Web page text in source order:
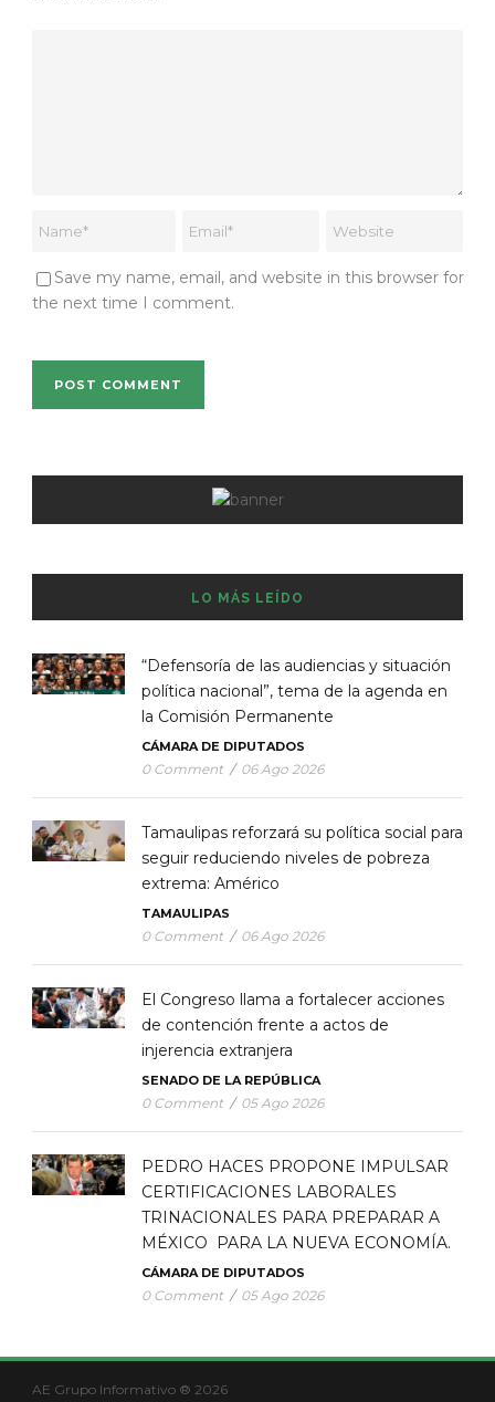
Save my name, email, and website in this browser for
the next time I comment.
LO MÁS LEÍDO
“Defensoría de las audiencias y situación
política nacional”, tema de la agenda en
la Comisión Permanente
CÁMARA DE DIPUTADOS
0 Comment / 06 Ago 2026
Tamaulipas reforzará su política social para
seguir reduciendo niveles de pobreza
extrema: Américo
TAMAULIPAS
0 Comment / 06 Ago 2026
El Congreso llama a fortalecer acciones
de contención frente a actos de
injerencia extranjera
SENADO DE LA REPÚBLICA
0 Comment / 05 Ago 2026
PEDRO HACES PROPONE IMPULSAR
CERTIFICACIONES LABORALES
TRINACIONALES PARA PREPARAR A
MÉXICO PARA LA NUEVA ECONOMÍA.
CÁMARA DE DIPUTADOS
0 Comment / 05 Ago 2026
AE Grupo Informativo ® 2026